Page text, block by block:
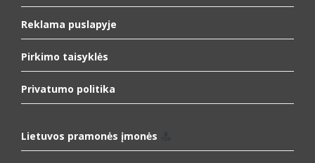
Reklama puslapyje
Pirkimo taisyklės
Privatumo politika
Lietuvos pramonės įmonės